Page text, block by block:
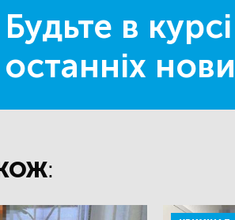
Будьте в курсі
останніх